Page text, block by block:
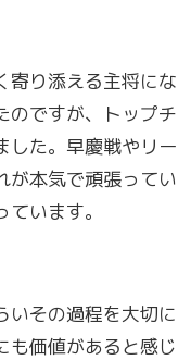
寄り添える主将にな
のですが、トップチ
した。早慶戦やリー
が本気で頑張ってい
います。
いその過程を大切に
も価値があると感じ